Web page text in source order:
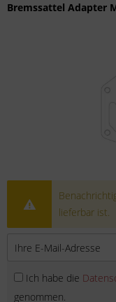
Bremssattel Adapter
lieferbar ist.
Ich habe die
genommen.